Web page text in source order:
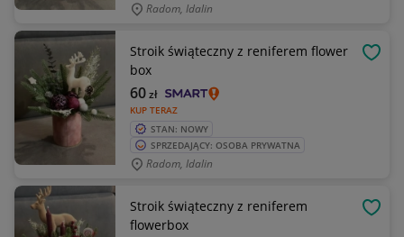
Radom, Idalin
Stroik świąteczny z reniferem flower
box
KUP TERAZ
60zł
STAN: NOWY
SPRZEDAJĄCY: OSOBA PRYWATNA
Radom, Idalin
Stroik świąteczny z reniferem
flowerbox